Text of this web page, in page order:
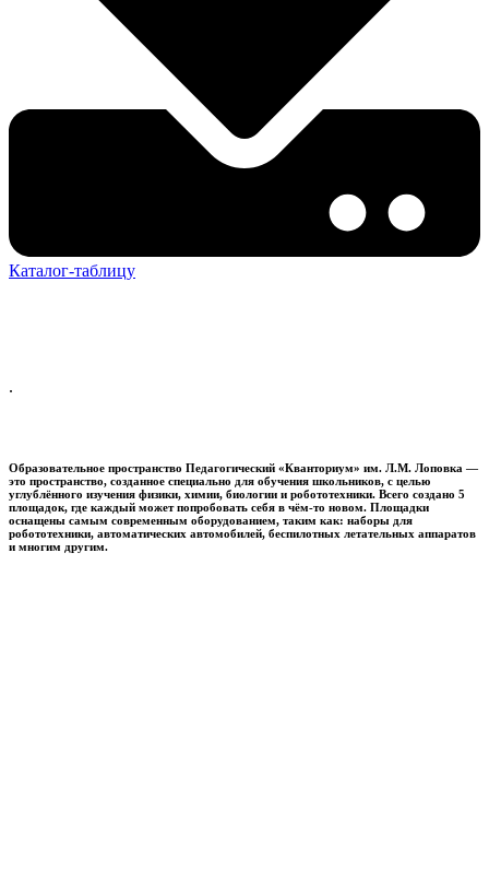
Каталог-таблицу
.
Образовательное пространство Педагогический «Кванториум» им. Л.М. Лоповка —
это пространство, созданное специально для обучения школьников, с целью
углублённого изучения физики, химии, биологии и робототехники. Всего создано 5
площадок, где каждый может попробовать себя в чём-то новом. Площадки
оснащены самым современным оборудованием, таким как: наборы для
робототехники, автоматических автомобилей, беспилотных летательных аппаратов
и многим другим.